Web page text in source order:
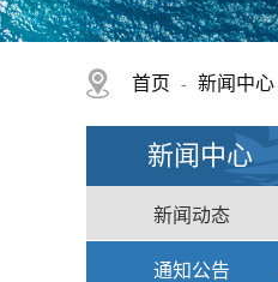
首页 - 新闻中心
新闻中心
新闻动态
通知公告